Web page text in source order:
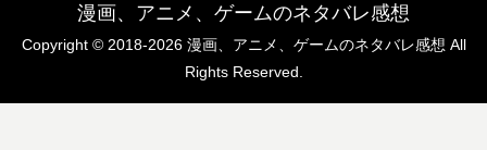
漫画、アニメ、ゲームのネタバレ感想
Copyright © 2018-2026 漫画、アニメ、ゲームのネタバレ感想 All
Rights Reserved.